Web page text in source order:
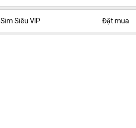
Sim Siêu VIP Đặt mua